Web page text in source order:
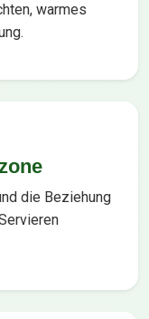
warmes
die Beziehung